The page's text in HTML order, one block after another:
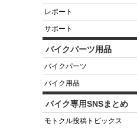
レポート
サポート
バイクパーツ用品
バイクパーツ
バイク用品
バイク専用SNSまとめ
モトクル投稿トピックス